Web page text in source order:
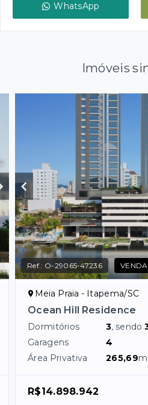
WhatsApp
Imóveis
Ref.: O-29065-47236 VENDA
Meia Praia - Itapema/SC
Ocean Hill Residence
Dormitórios 3, sendo
Garagens
4
Área Privativa
265,69
R$14.898.942